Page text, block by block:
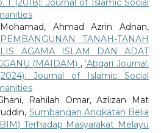
1 (2018): Journal of Islamic Social
Ahmad Azrin Adnan,
TANAH-TANAH
AGAMA ISLAM DAN ADAT
(MAIDAM) ,‘Abqari Journal:
Journal of Islamic Social
Rahilah Omar, Azlizan Mat
Sumbangan Angkatan Belia
Terhadap Masyarakat Melayu